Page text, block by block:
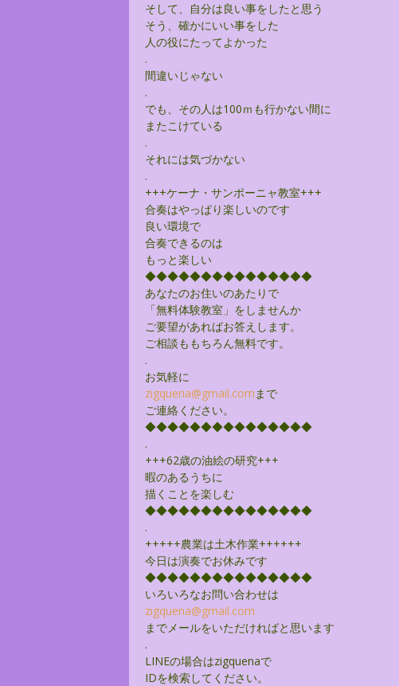
そして、自分は良い事をしたと思う
そう、確かにいい事をした
人の役にたってよかった
.
間違いじゃない
.
でも、その人は100ｍも行かない間に
またこけている
.
それには気づかない
.
+++ケーナ・サンポーニャ教室+++
合奏はやっぱり楽しいのです
良い環境で
合奏できるのは
もっと楽しい
◆◆◆◆◆◆◆◆◆◆◆◆◆◆◆
あなたのお住いのあたりで
「無料体験教室」をしませんか
ご要望があればお答えします。
ご相談ももちろん無料です。
.
お気軽に
zigquena@gmail.comまで
ご連絡ください。
◆◆◆◆◆◆◆◆◆◆◆◆◆◆◆
.
+++62歳の油絵の研究+++
暇のあるうちに
描くことを楽しむ
◆◆◆◆◆◆◆◆◆◆◆◆◆◆◆
.
+++++農業は土木作業++++++
今日は演奏でお休みです
◆◆◆◆◆◆◆◆◆◆◆◆◆◆◆
いろいろなお問い合わせは
zigquena@gmail.com
までメールをいただければと思います
.
LINEの場合はzigquenaで
IDを検索してください。